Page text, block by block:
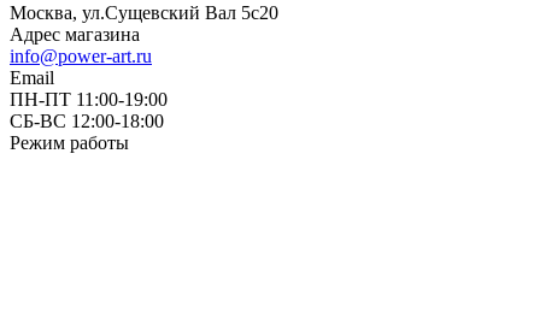
Москва, ул.Сущевский Вал 5с20
Адрес магазина
info@power-art.ru
Email
ПН-ПТ 11:00-19:00
СБ-ВС 12:00-18:00
Режим работы